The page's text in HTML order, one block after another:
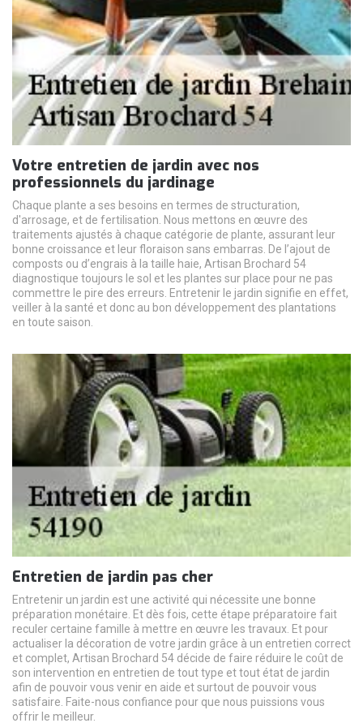
Votre entretien de jardin avec nos
professionnels du jardinage
Chaque plante a ses besoins en termes de structuration,
d'arrosage, et de fertilisation. Nous mettons en œuvre des
traitements ajustés à chaque catégorie de plante, assurant leur
bonne croissance et leur floraison sans embarras. De l’ajout de
composts ou d’engrais à la taille haie, Artisan Brochard 54
diagnostique toujours le sol et les plantes sur place pour ne pas
commettre le pire des erreurs. Entretenir le jardin signifie en effet,
veiller à la santé et donc au bon développement des plantations
en toute saison.
Entretien de jardin pas cher
Entretenir un jardin est une activité qui nécessite une bonne
préparation monétaire. Et dès fois, cette étape préparatoire fait
reculer certaine famille à mettre en œuvre les travaux. Et pour
actualiser la décoration de votre jardin grâce à un entretien correct
et complet, Artisan Brochard 54 décide de faire réduire le coût de
son intervention en entretien de tout type et tout état de jardin
afin de pouvoir vous venir en aide et surtout de pouvoir vous
satisfaire. Faite-nous confiance pour que nous puissions vous
offrir le meilleur.